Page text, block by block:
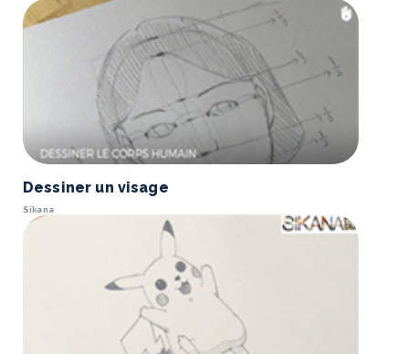
Dessiner un visage
Sikana